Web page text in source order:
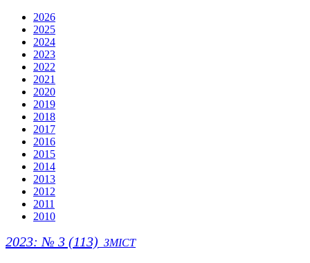
2026
2025
2024
2023
2022
2021
2020
2019
2018
2017
2016
2015
2014
2013
2012
2011
2010
2023: № 3 (113) ЗМІСТ